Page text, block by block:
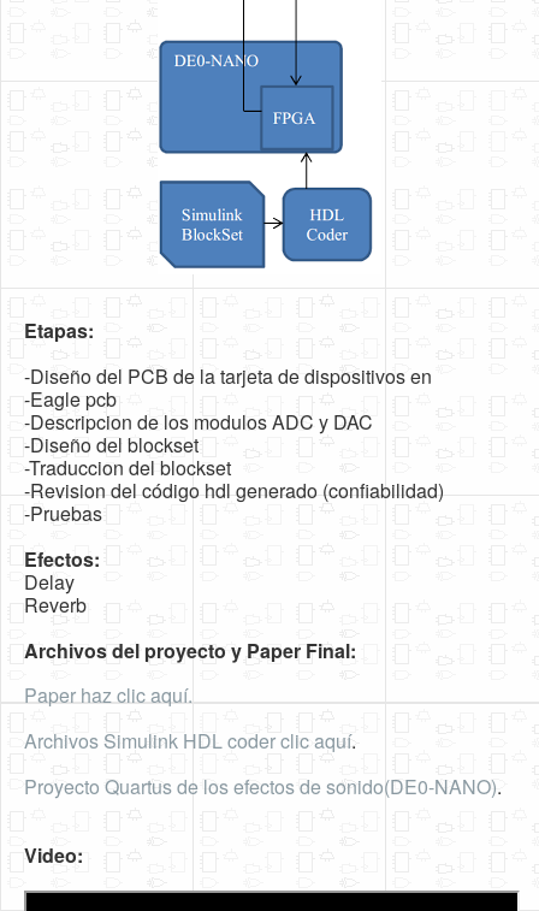
Etapas:
-Diseño del PCB de la tarjeta de dispositivos en
-Eagle pcb
-Descripcion de los modulos ADC y DAC
-Diseño del blockset
-Traduccion del blockset
-Revision del código hdl generado (confiabilidad)
-Pruebas
Efectos:
Delay
Reverb
Archivos del proyecto y Paper Final:
Paper haz clic aquí.
Archivos Simulink HDL coder clic aquí.
Proyecto Quartus de los efectos de sonido(DE0-NANO).
Video: